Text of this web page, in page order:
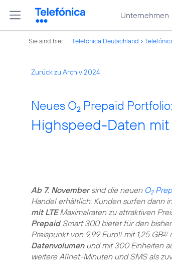
Unternehmen
Sie sind hier: Telefónica Deutschland
Zurück zu Archiv 2024
Neues O2 Prepaid Portfolio:
Highspeed-Daten mit
Ab 7. Novembersind die neuen O2
Handel erhältlich. Kunden surfen dann
mit LTEMaximalraten zu attraktiven
PrepaidSmart 300 bietet für den
Preispunkt von 9,99 Euro1) mit 1,25 GB2)
Datenvolumenund mit 300 Einheiten
weitere Allnet-Minuten und SMS als